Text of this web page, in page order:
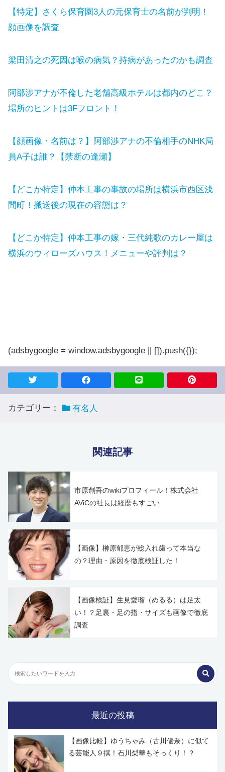
【特定】さくら保育園3人の元保育士の名前が判明！
顔画像を調査
梁田清之の死因は喉の病気？持病があったのかも調査
阿部渉アナが不倫した老舗高級ホテルは都内のどこ？
場所のヒントは3Fフロント！
【顔画像・名前は？】阿部渉アナの不倫相手のNHK局
員A子は誰？【禁断の逢瀬】
【どこか特定】仲本工事の事故の場所は横浜市西区浅
間町！搬送後の現在の容態は？
【どこか特定】仲本工事の嫁・三代純歌のカレー屋は
横浜のウィローズハウス！メニューや評判は？
(adsbygoogle = window.adsbygoogle || []).push({});
カテゴリー： 有名人
関連記事
市原創吾のwikiプロフィール！株式会社
AViCの社長は経歴もすごい
【画像】榊原郁恵が総入れ歯って本当な
の？理由・原因を徹底検証した！
【画像検証】生見愛瑠（めるる）は足太
い！？足裏・足の指・サイズも画像で徹底
調査
最近の投稿
【画像比較】ゆうちゃみ（古川優奈）に似て
る芸能人９撰！石川梨華もそっくり！？